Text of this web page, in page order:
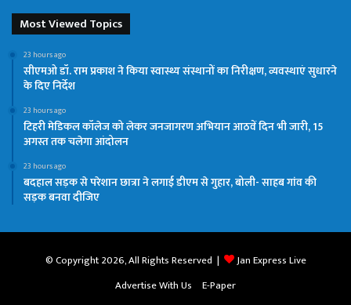
Most Viewed Topics
23 hours ago
सीएमओ डॉ. राम प्रकाश ने किया स्वास्थ्य संस्थानों का निरीक्षण, व्यवस्थाएं सुधारने
के दिए निर्देश
23 hours ago
टिहरी मेडिकल कॉलेज को लेकर जनजागरण अभियान आठवें दिन भी जारी, 15
अगस्त तक चलेगा आंदोलन
23 hours ago
बदहाल सड़क से परेशान छात्रा ने लगाई डीएम से गुहार, बोली- साहब गांव की
सड़क बनवा दीजिए
© Copyright 2026, All Rights Reserved |
Jan Express Live
Advertise With Us
E-Paper